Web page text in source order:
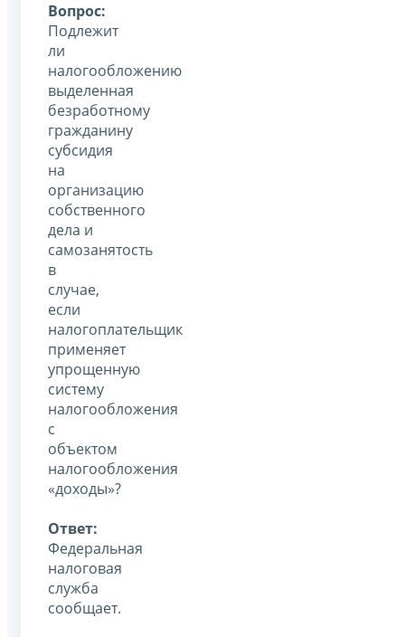
Вопрос:
Подлежит
ли
налогообложению
выделенная
безработному
гражданину
субсидия
на
организацию
собственного
дела и
самозанятость
в
случае,
если
налогоплательщик
применяет
упрощенную
систему
налогообложения
с
объектом
налогообложения
«доходы»?
Ответ:
Федеральная
налоговая
служба
сообщает.